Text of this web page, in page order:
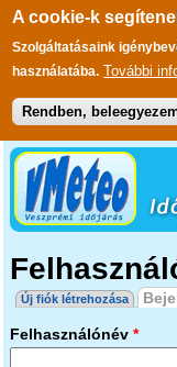
A cookie-k
Szolgáltatásaink
használatába. További
Rendben,
Ugrás a tartalomra
Elsődleges fülek
Új fiók létrehozása
Felhasználónév *